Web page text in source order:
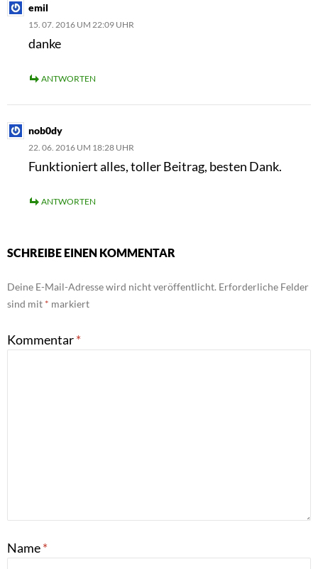
emil
15. 07. 2016 UM 22:09 UHR
danke
ANTWORTEN
nob0dy
22. 06. 2016 UM 18:28 UHR
Funktioniert alles, toller Beitrag, besten Dank.
ANTWORTEN
SCHREIBE EINEN KOMMENTAR
Deine E-Mail-Adresse wird nicht veröffentlicht. Erforderliche Felder
sind mit * markiert
Kommentar*
Name*